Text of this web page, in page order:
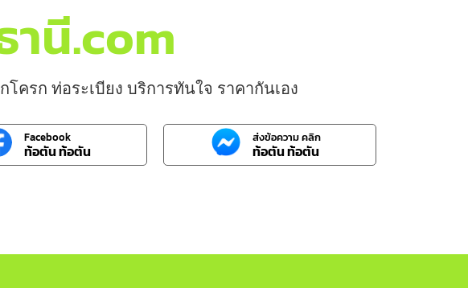
นี.com
รก ท่อระเบียง บริการทันใจ ราคากันเอง
Facebook
ท้อตัน ท้อตัน
ส่งข้อความ คลิก
ท้อตัน ท้อตัน